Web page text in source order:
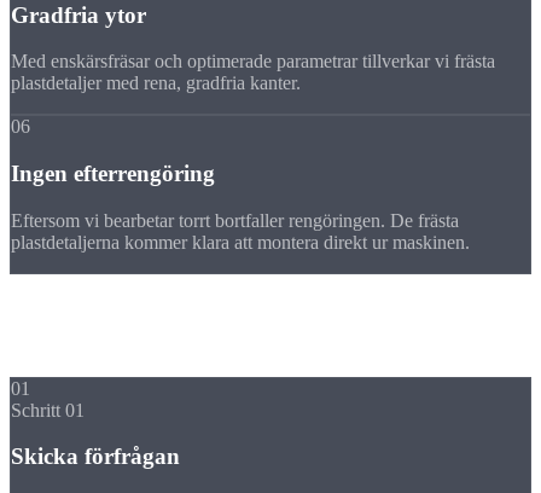
Gradfria ytor
Med enskärsfräsar och optimerade parametrar tillverkar vi frästa
plastdetaljer med rena, gradfria kanter.
06
Ingen efterrengöring
Eftersom vi bearbetar torrt bortfaller rengöringen. De frästa
plastdetaljerna kommer klara att montera direkt ur maskinen.
01
Schritt 01
Skicka förfrågan